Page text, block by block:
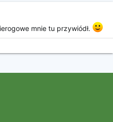
mnie tu przywiódł.